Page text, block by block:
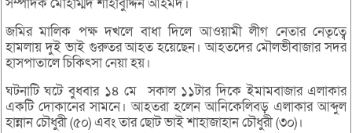
সম্পাদক মোহাম্মদ শাহাবুদ্দিন আহমদ।
জমির মালিক পক্ষ দখলে বাধা দিলে আওয়ামী লীগ নেতার নেতৃত্বে
হামলায় দুই ভাই গুরুতর আহত হয়েছেন। আহতদের মৌলভীবাজার সদর
হাসপাতালে চিকিৎসা নেয়া হয়।
ঘটনাটি ঘটে বুধবার ১৪ মে সকাল ১১টার দিকে ইমামবাজার এলাকার
একটি দোকানের সামনে। আহতরা হলেন আনিকেলিবড় এলাকার আব্দুল
হান্নান চৌধুরী (৫০) এবং তার ছোট ভাই শাহাজাহান চৌধুরী (৩০)।